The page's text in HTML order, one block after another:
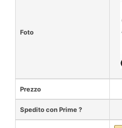
Foto
Prezzo
Spedito con Prime ?